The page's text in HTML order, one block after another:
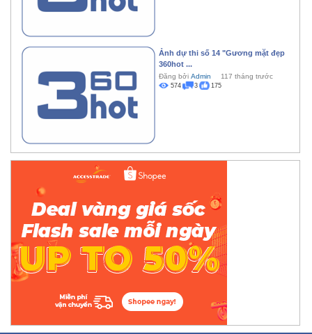
Ảnh dự thi số 14 "Gương mặt đẹp
360hot ...
Đăng bởi Admin 117 tháng trước
574 3 175